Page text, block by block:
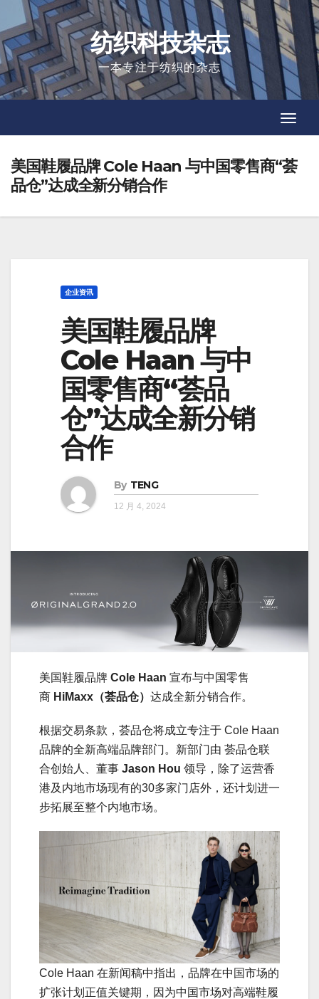
to
content
纺织科技杂志
一本专注于纺织的杂志
美国鞋履品牌 Cole Haan 与中国零售商“荟
品仓”达成全新分销合作
企业资讯
美国鞋履品牌
Cole Haan 与中
国零售商“荟品
仓”达成全新分销
合作
By TENG
12 月 4, 2024
美国鞋履品牌 Cole Haan 宣布与中国零售
商 HiMaxx（荟品仓） 达成全新分销合作。
根据交易条款，荟品仓将成立专注于 Cole Haan
品牌的全新高端品牌部门。新部门由 荟品仓联
合创始人、董事 Jason Hou 领导，除了运营香
港及内地市场现有的30多家门店外，还计划进一
步拓展至整个内地市场。
Cole Haan 在新闻稿中指出，品牌在中国市场的
扩张计划正值关键期，因为中国市场对高端鞋履